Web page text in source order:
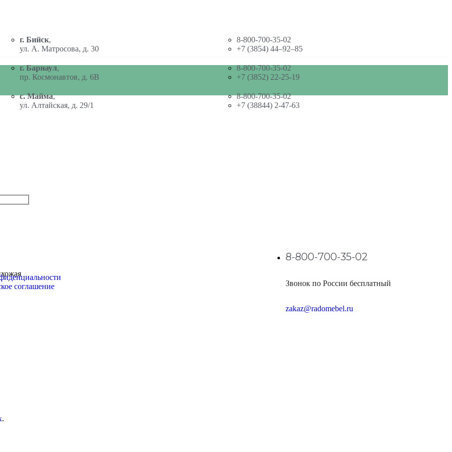
г. Бийск,
ул. А. Матросова, д. 30
8-800-700-35-02
+7 (3854) 44–92–85
г. Барнаул,
пр. Космонавтов, д. 6В
8-800-700-35-02
+7 (3852) 22-25-19
с. Майма,
ул. Алтайская, д. 29/1
8-800-700-35-02
+7 (38844) 2-47-63
.
соглашение
8-800-700-35-02
Звонок по России бесплатный
zakaz@radomebel.ru